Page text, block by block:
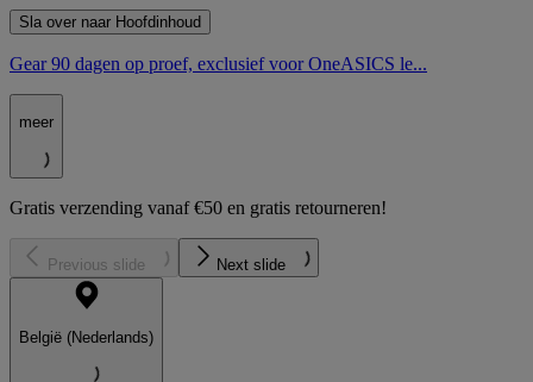
Sla over naar Hoofdinhoud
Gear 90 dagen op proef, exclusief voor OneASICS le...
meer
Gratis verzending vanaf €50 en gratis retourneren!
Previous slide Next slide
België (Nederlands)